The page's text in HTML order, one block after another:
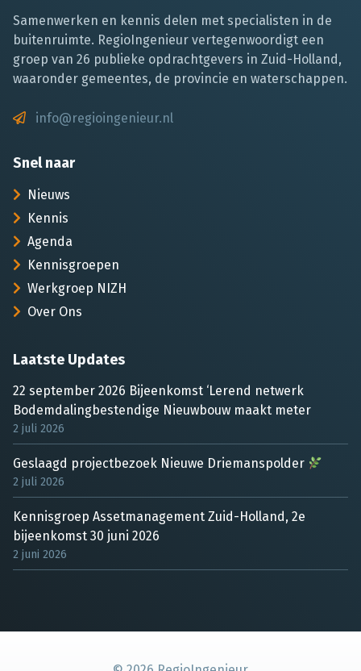
Samenwerken en kennis delen met specialisten in de
buitenruimte. RegioIngenieur vertegenwoordigt een
groep van 26 publieke opdrachtgevers in Zuid-Holland,
waaronder gemeentes, de provincie en waterschappen.
info@regioingenieur.nl
Snel naar
Nieuws
Kennis
Agenda
Kennisgroepen
Werkgroep NIZH
Over Ons
Laatste Updates
22 september 2026 Bijeenkomst ‘Lerend netwerk
Bodemdalingbestendige Nieuwbouw maakt meter
2 juli 2026
Geslaagd projectbezoek Nieuwe Driemanspolder
2 juli 2026
Kennisgroep Assetmanagement Zuid-Holland, 2e
bijeenkomst 30 juni 2026
2 juni 2026